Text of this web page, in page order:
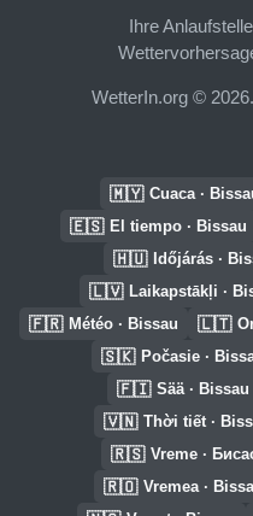
Ihre
WetterIn.org ©
🇲🇾 Cuaca ·
🇪🇸 El tiempo · Bissau
🇭🇺 Időjárás ·
🇱🇻 Laikapstākļi ·
🇫🇷 Météo · Bissau 🇱🇹
🇸🇰 Počasie ·
🇫🇮 Sää · Bissau
🇻🇳 Thời tiết ·
🇷🇸 Vreme ·
🇷🇴 Vremea ·